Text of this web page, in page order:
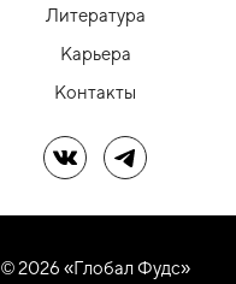
Литература
Карьера
Контакты
Мы в ВКМы в Telegram
© 2026 «Глобал Фудс»